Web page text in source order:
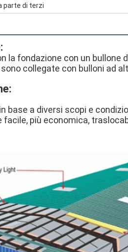
parte di terzi
la fondazione con un bullone
collegate con bulloni ad
base a diversi scopi e
facile, più economica,